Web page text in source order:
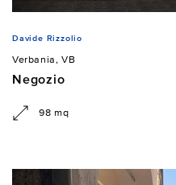
Davide Rizzolio
Verbania, VB
Negozio
98 mq